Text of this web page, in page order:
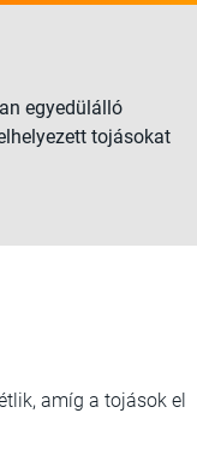
egyedülálló
tojásokat
amíg a tojások el